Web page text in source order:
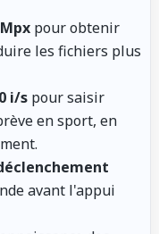
pour obtenir
les fichiers plus
i/s pour saisir
en sport, en
avant l'appui